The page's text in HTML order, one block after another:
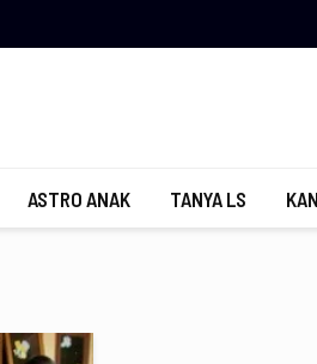
ASTRO ANAK TANYA LS